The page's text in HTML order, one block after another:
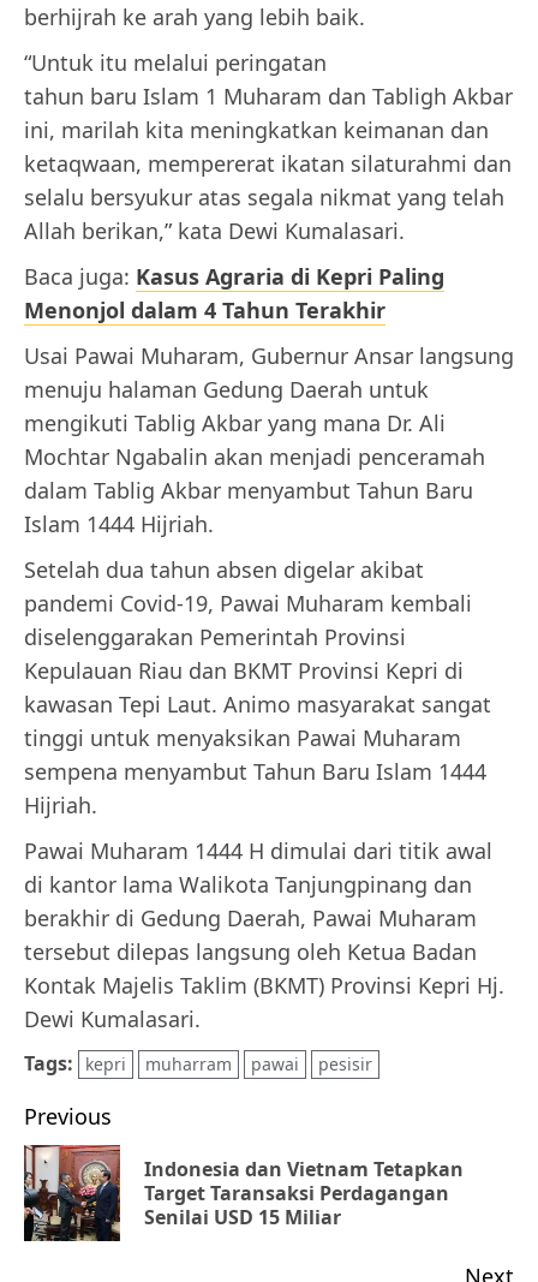
berhijrah ke arah yang lebih baik.
“Untuk itu melalui peringatan
tahun baru Islam 1 Muharam dan Tabligh Akbar
ini, marilah kita meningkatkan keimanan dan
ketaqwaan, mempererat ikatan silaturahmi dan
selalu bersyukur atas segala nikmat yang telah
Allah berikan,” kata Dewi Kumalasari.
Baca juga: Kasus Agraria di Kepri Paling
Menonjol dalam 4 Tahun Terakhir
Usai Pawai Muharam, Gubernur Ansar langsung
menuju halaman Gedung Daerah untuk
mengikuti Tablig Akbar yang mana Dr. Ali
Mochtar Ngabalin akan menjadi penceramah
dalam Tablig Akbar menyambut Tahun Baru
Islam 1444 Hijriah.
Setelah dua tahun absen digelar akibat
pandemi Covid-19, Pawai Muharam kembali
diselenggarakan Pemerintah Provinsi
Kepulauan Riau dan BKMT Provinsi Kepri di
kawasan Tepi Laut. Animo masyarakat sangat
tinggi untuk menyaksikan Pawai Muharam
sempena menyambut Tahun Baru Islam 1444
Hijriah.
Pawai Muharam 1444 H dimulai dari titik awal
di kantor lama Walikota Tanjungpinang dan
berakhir di Gedung Daerah, Pawai Muharam
tersebut dilepas langsung oleh Ketua Badan
Kontak Majelis Taklim (BKMT) Provinsi Kepri Hj.
Dewi Kumalasari.
Tags: kepri muharram pawai pesisir
Post
navigation
Previous
Indonesia dan Vietnam Tetapkan
Target Taransaksi Perdagangan
Senilai USD 15 Miliar
Next